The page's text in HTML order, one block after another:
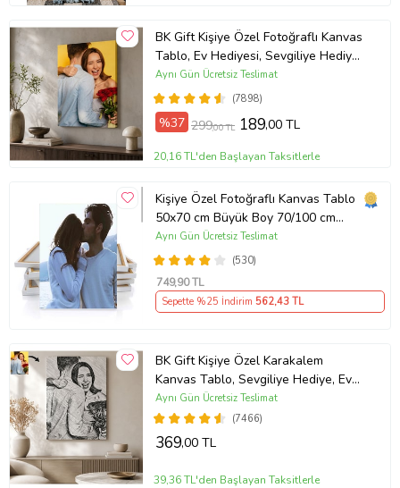
BK Gift Kişiye Özel Fotoğraflı Kanvas
Tablo, Ev Hediyesi, Sevgiliye Hediye,
Arkadaşa Hediye
(7898)
Aynı Gün Ücretsiz Teslimat
%37 299,00 TL 189,00 TL
20,16 TL'den Başlayan Taksitlerle
Kişiye Özel Fotoğraflı Kanvas Tablo
50x70 cm Büyük Boy 70/100 cm
Duvar Tablosu – Sevgiliye & Aileye
Anlamlı Hediye , Babaya Hediye
(530)
Aynı Gün Ücretsiz Teslimat
749,90 TL
Sepette %25 İndirim 562,43 TL
BK Gift Kişiye Özel Karakalem
Kanvas Tablo, Sevgiliye Hediye, Ev
Hediyesi, Arkadaşa Hediye
(7466)
Aynı Gün Ücretsiz Teslimat
369,00 TL
39,36 TL'den Başlayan Taksitlerle